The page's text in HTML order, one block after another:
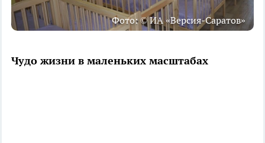
Фото: © ИА «Версия-Саратов»
Чудо жизни в маленьких масштабах